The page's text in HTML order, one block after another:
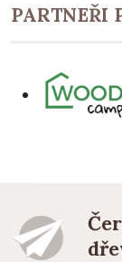
PARTNEŘI